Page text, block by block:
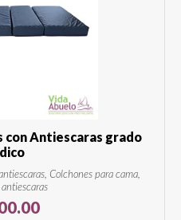
con Antiescaras grado
Colchones para cama,